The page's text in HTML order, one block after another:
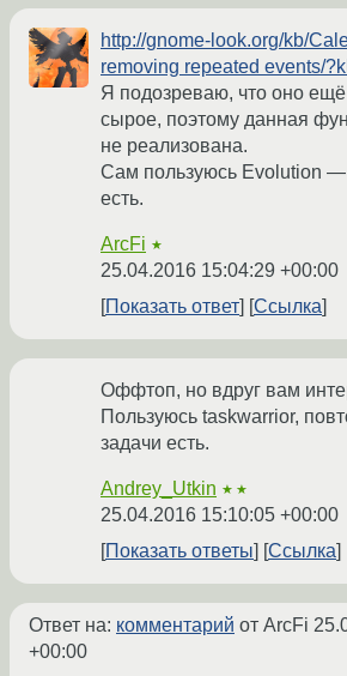
http://gnome-look.org/kb/
removing repeated events/
Я подозреваю, что оно ещё
сырое, поэтому данная
не реализована.
Сам пользуюсь Evolution —
есть.
ArcFi ★
25.04.2016 15:04:29 +00:00
Показать ответ
Ссылка
Оффтоп, но вдруг вам
Пользуюсь taskwarrior,
задачи есть.
Andrey_Utkin ★★
25.04.2016 15:10:05 +00:00
Показать ответы
Ссылка
Ответ на: комментарий от ArcFi
+00:00